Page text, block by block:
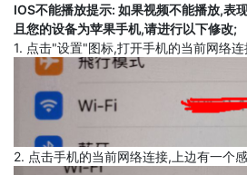
IOS不能播放提示: 如果视频不能播放,表
且您的设备为苹果手机,请进行以下修改;
1. 点击"设置"图标,打开手机的当前网络连
2. 点击手机的当前网络连接,上边有一个